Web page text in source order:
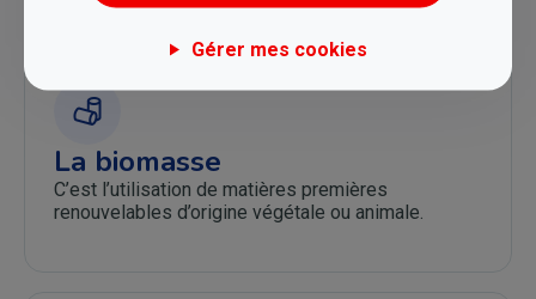
La biomasse
C’est l’utilisation de matières premières
renouvelables d’origine végétale ou animale.
Gérer mes cookies